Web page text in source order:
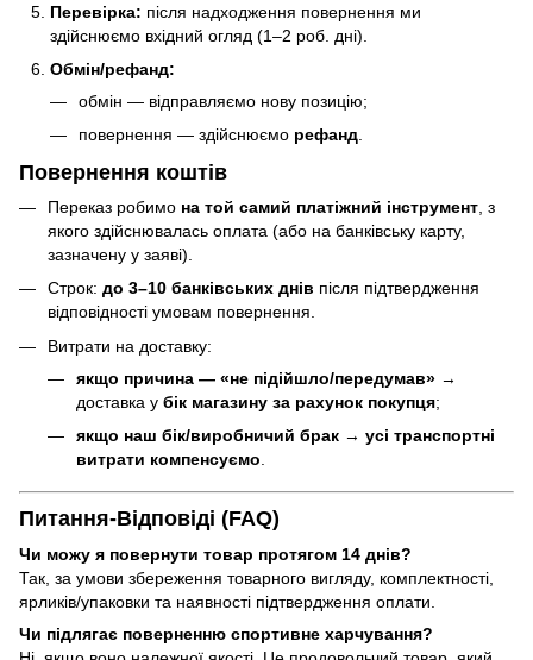
Перевірка: після надходження повернення ми
здійснюємо вхідний огляд (1–2 роб. дні).
Обмін/рефанд:
обмін — відправляємо нову позицію;
повернення — здійснюємо рефанд.
Повернення коштів
Переказ робимо на той самий платіжний інструмент , з
якого здійснювалась оплата (або на банківську карту,
зазначену у заяві).
Строк: до 3–10 банківських днів після підтвердження
відповідності умовам повернення.
Витрати на доставку:
якщо причина — «не підійшло/передумав» →
доставка у бік магазину за рахунок покупця;
якщо наш бік/виробничий брак → усі транспортні
витрати компенсуємо.
Питання-Відповіді (FAQ)
Чи можу я повернути товар протягом 14 днів?
Так, за умови збереження товарного вигляду, комплектності,
ярликів/упаковки та наявності підтвердження оплати.
Чи підлягає поверненню спортивне харчування?